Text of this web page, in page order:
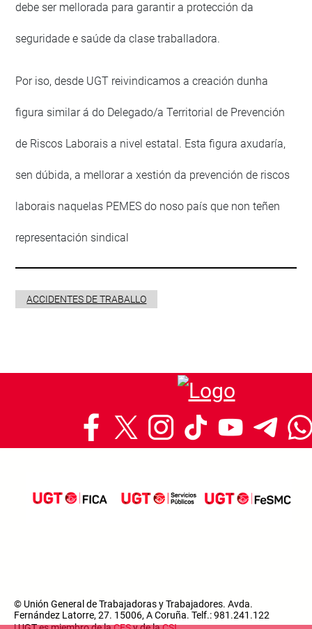
debe ser mellorada para garantir a protección da
seguridade e saúde da clase traballadora.
Por iso, desde UGT reivindicamos a creación dunha
figura similar á do Delegado/a Territorial de Prevención
de Riscos Laborais a nivel estatal. Esta figura axudaría,
sen dúbida, a mellorar a xestión da prevención de riscos
laborais naquelas PEMES do noso país que non teñen
representación sindical
ACCIDENTES DE TRABALLO
© Unión General de Trabajadoras y Trabajadores. Avda.
Fernández Latorre, 27. 15006, A Coruña. Telf.: 981.241.122